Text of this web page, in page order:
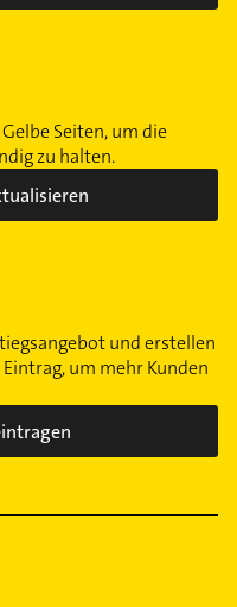
Seiten, um die
zu halten.
und erstellen
um mehr Kunden